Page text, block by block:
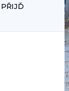
PŘIJĎ